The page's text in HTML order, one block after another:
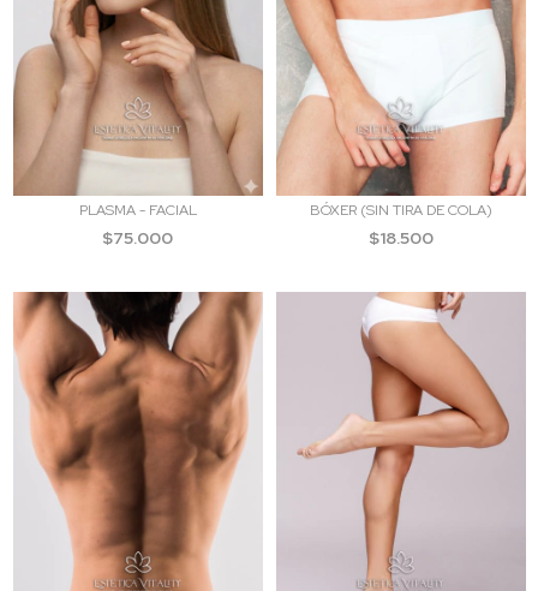
PLASMA - FACIAL
$75.000
BÓXER (SIN TIRA DE COLA)
$18.500